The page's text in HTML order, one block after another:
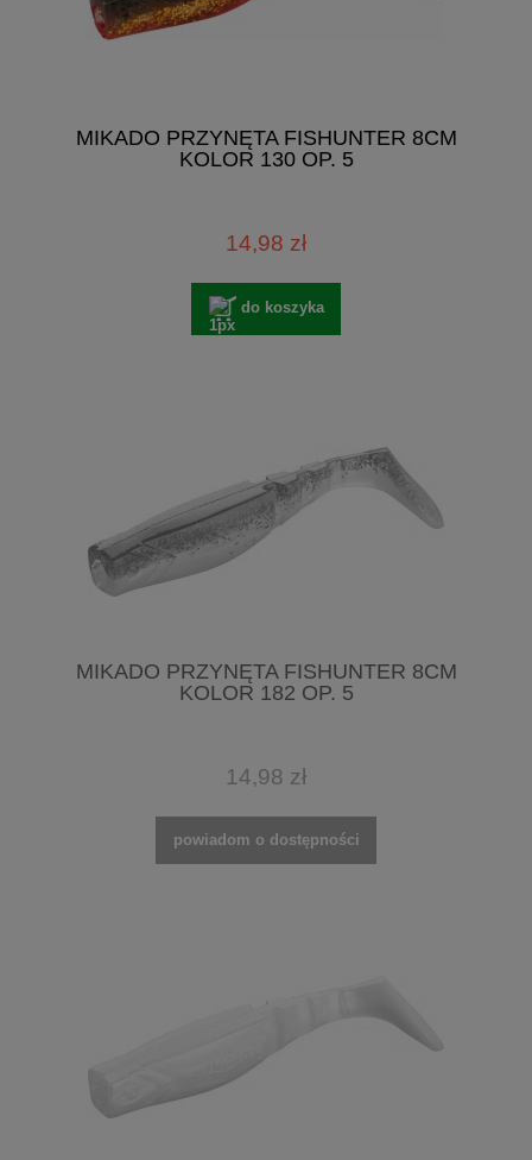
MIKADO PRZYNĘTA FISHUNTER 8CM
KOLOR 130 OP. 5
14,98 zł
do koszyka
MIKADO PRZYNĘTA FISHUNTER 8CM
KOLOR 182 OP. 5
14,98 zł
powiadom o dostępności